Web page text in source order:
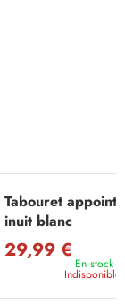
Tabouret appoint
inuit blanc
29,99 €
En stock
Indisponible